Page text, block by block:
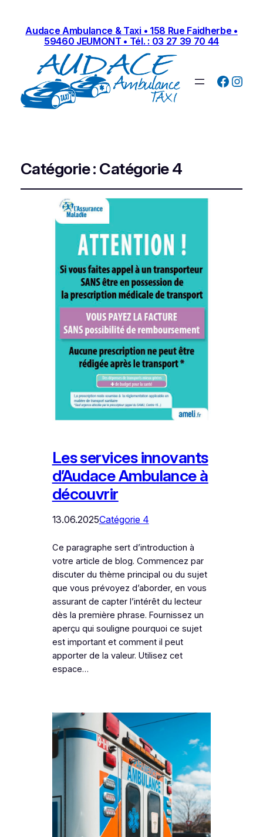
Audace Ambulance & Taxi • 158 Rue Faidherbe •
59460 JEUMONT • Tél. : 03 27 39 70 44
Catégorie : Catégorie 4
Les services innovants
d’Audace Ambulance à
découvrir
13.06.2025Catégorie 4
Ce paragraphe sert d’introduction à
votre article de blog. Commencez par
discuter du thème principal ou du sujet
que vous prévoyez d’aborder, en vous
assurant de capter l’intérêt du lecteur
dès la première phrase. Fournissez un
aperçu qui souligne pourquoi ce sujet
est important et comment il peut
apporter de la valeur. Utilisez cet
espace…